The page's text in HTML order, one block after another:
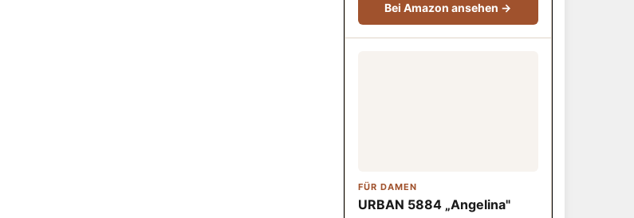
Bei Amazon ansehen →
FÜR DAMEN
URBAN 5884 „Angelina"